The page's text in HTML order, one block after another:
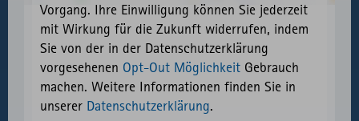
Vorgang. Ihre Einwilligung können Sie jederzeit
mit Wirkung für die Zukunft widerrufen, indem
Sie von der in der Datenschutzerklärung
vorgesehenen Opt-Out Möglichkeit Gebrauch
machen. Weitere Informationen finden Sie in
unserer Datenschutzerklärung.